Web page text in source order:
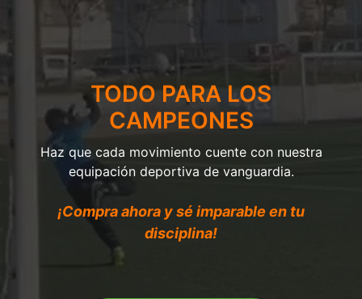
TODO PARA LOS
CAMPEONES
Haz que cada movimiento cuente con nuestra
equipación deportiva de vanguardia.
¡Compra ahora y sé imparable en tu
disciplina!